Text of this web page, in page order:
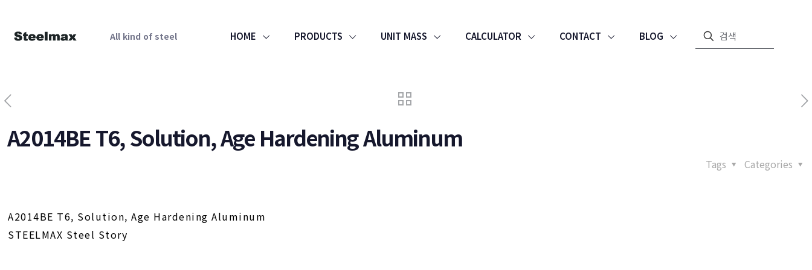
All kind of steel HOME PRODUCTS UNIT MASS CALCULATOR CONTACT BLOG
A2014BE T6, Solution, Age Hardening Aluminum
Categories
Tags
A2014BE T6, Solution, Age Hardening Aluminum
STEELMAX Steel Story